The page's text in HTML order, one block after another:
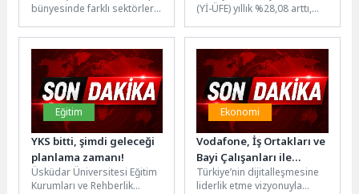
bünyesinde farklı sektörlere
derece sahtekarlık önleme
üzerine...
(Yİ-ÜFE) yıllık %28,08 arttı,
(2003=100) 2026 yılı...
Eğitim
YKS bitti, şimdi geleceği
planlama zamanı!
Üsküdar Üniversitesi Eğitim
Kurumları ve Rehberlik
Ekonomi
Vodafone, İş Ortakları ve
Bayi Çalışanları ile
KKTC’de Buluştu
Türkiye’nin dijitalleşmesine
liderlik etme vizyonuyla